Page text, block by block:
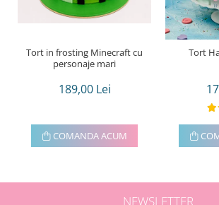
Tort in frosting Minecraft cu
personaje mari
189,00 Lei
COMANDA ACUM
Tort
NEWSLETTER